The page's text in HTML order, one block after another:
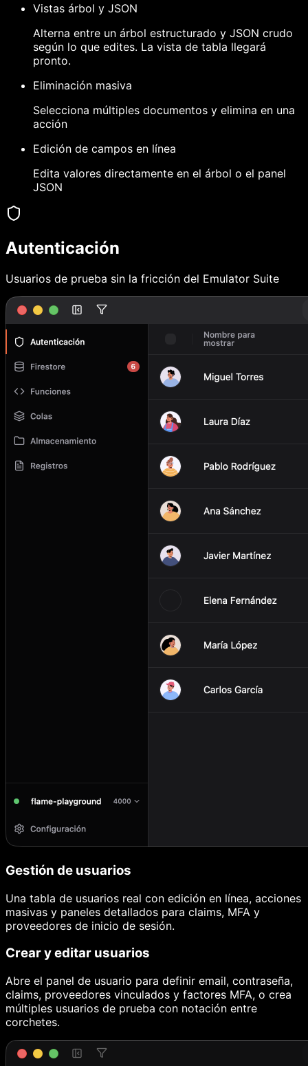
Vistas árbol y JSON
Alterna entre un árbol estructurado y JSON crudo
según lo que edites. La vista de tabla llegará
pronto.
Eliminación masiva
Selecciona múltiples documentos y elimina en una
acción
Edición de campos en línea
Edita valores directamente en el árbol o el panel
JSON
Autenticación
Usuarios de prueba sin la fricción del Emulator Suite
Gestión de usuarios
Una tabla de usuarios real con edición en línea, acciones
masivas y paneles detallados para claims, MFA y
proveedores de inicio de sesión.
Crear y editar usuarios
Abre el panel de usuario para definir email, contraseña,
claims, proveedores vinculados y factores MFA, o crea
múltiples usuarios de prueba con notación entre
corchetes.